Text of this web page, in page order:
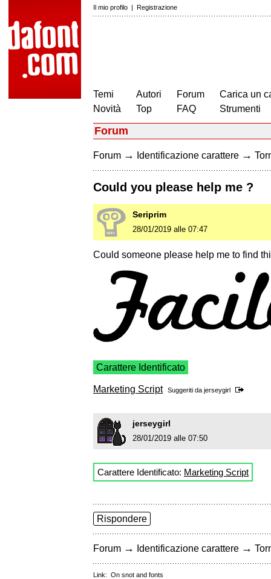
Il mio profilo | Registrazione
Temi
Novità
Autori
Top
Forum
FAQ
Carica un
Strumenti
Forum
Forum → Identificazione carattere →
Could you please help me ?
Seriprim
28/01/2019 alle 07:47
Could someone please help me to find
Carattere Identificato
Marketing Script Suggeriti da jerseygirl
jerseygirl
28/01/2019 alle 07:50
Carattere Identificato: Marketing Script
Rispondere
Forum → Identificazione carattere →
Link: On snot and fonts